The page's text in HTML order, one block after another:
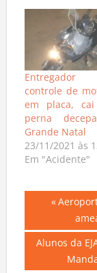
Entregador
controle de
em placa,
perna
Grande Natal
23/11/2021 às
Em "Acidente"
de
Previous
Post:
Next
Alunos da